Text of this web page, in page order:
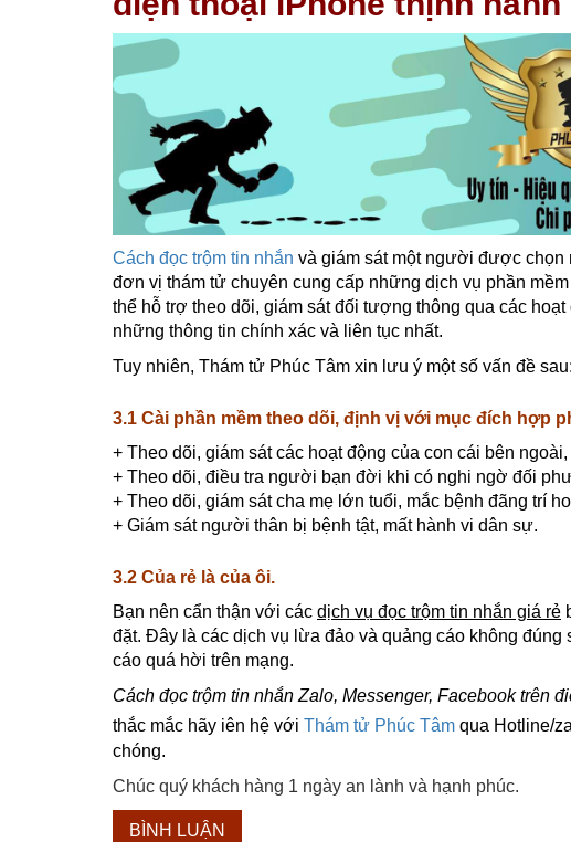
Cách đọc trộm tin nhắn và giám sát một người được chọn
đơn vị thám tử chuyên cung cấp những dịch vụ phần
thể hỗ trợ theo dõi, giám sát đối tượng thông qua các
những thông tin chính xác và liên tục nhất.
Tuy nhiên, Thám tử Phúc Tâm xin lưu ý một số vấn đề sau:
3.1 Cài phần mềm theo dõi, định vị với mục đích hợp
+ Theo dõi, giám sát các hoạt động của con cái bên
+ Theo dõi, điều tra người bạn đời khi có nghi ngờ đối
+ Theo dõi, giám sát cha mẹ lớn tuổi, mắc bệnh đãng trí
+ Giám sát người thân bị bệnh tật, mất hành vi dân sự.
3.2 Của rẻ là của ôi.
Bạn nên cẩn thận với các dịch vụ đọc trộm tin nhắn giá rẻ
đặt. Đây là các dịch vụ lừa đảo và quảng cáo không
cáo quá hời trên mạng.
Cách đọc trộm tin nhắn Zalo, Messenger, Facebook trên
thắc mắc hãy iên hệ với Thám tử Phúc Tâm qua Hotline/
chóng.
Chúc quý khách hàng 1 ngày an lành và hạnh phúc.
BÌNH LUẬN